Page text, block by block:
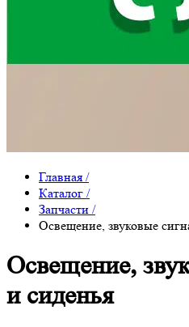
Главная /
Каталог /
Запчасти /
Освещение, звуковые
Освещение,
и сиденья